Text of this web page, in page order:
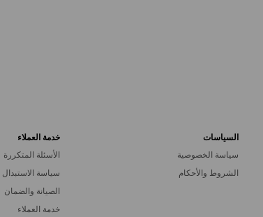
السياسات
سياسة الخصوصية
الشروط والأحكام
خدمة العملاء
الأسئلة المتكررة
سياسة الاستبدال
الصيانة والضمان
خدمة العملاء